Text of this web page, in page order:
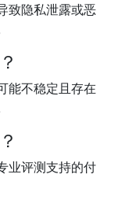
致隐私泄露或恶
能不稳定且存在
业评测支持的付